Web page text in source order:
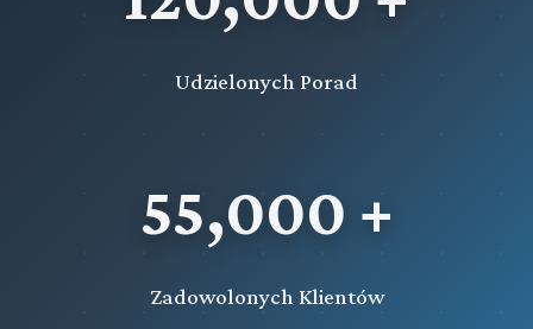
Udzielonych Porad
55,000 +
Zadowolonych Klientów